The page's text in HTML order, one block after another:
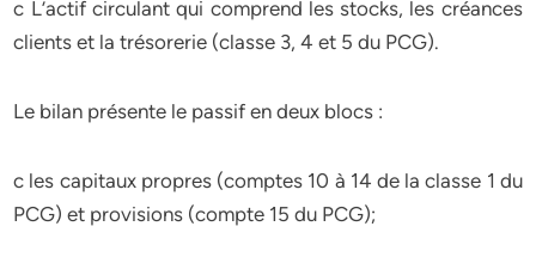
c L’actif circulant qui comprend les stocks, les créances
clients et la trésorerie (classe 3, 4 et 5 du PCG).
Le bilan présente le passif en deux blocs :
c les capitaux propres (comptes 10 à 14 de la classe 1 du
PCG) et provisions (compte 15 du PCG);